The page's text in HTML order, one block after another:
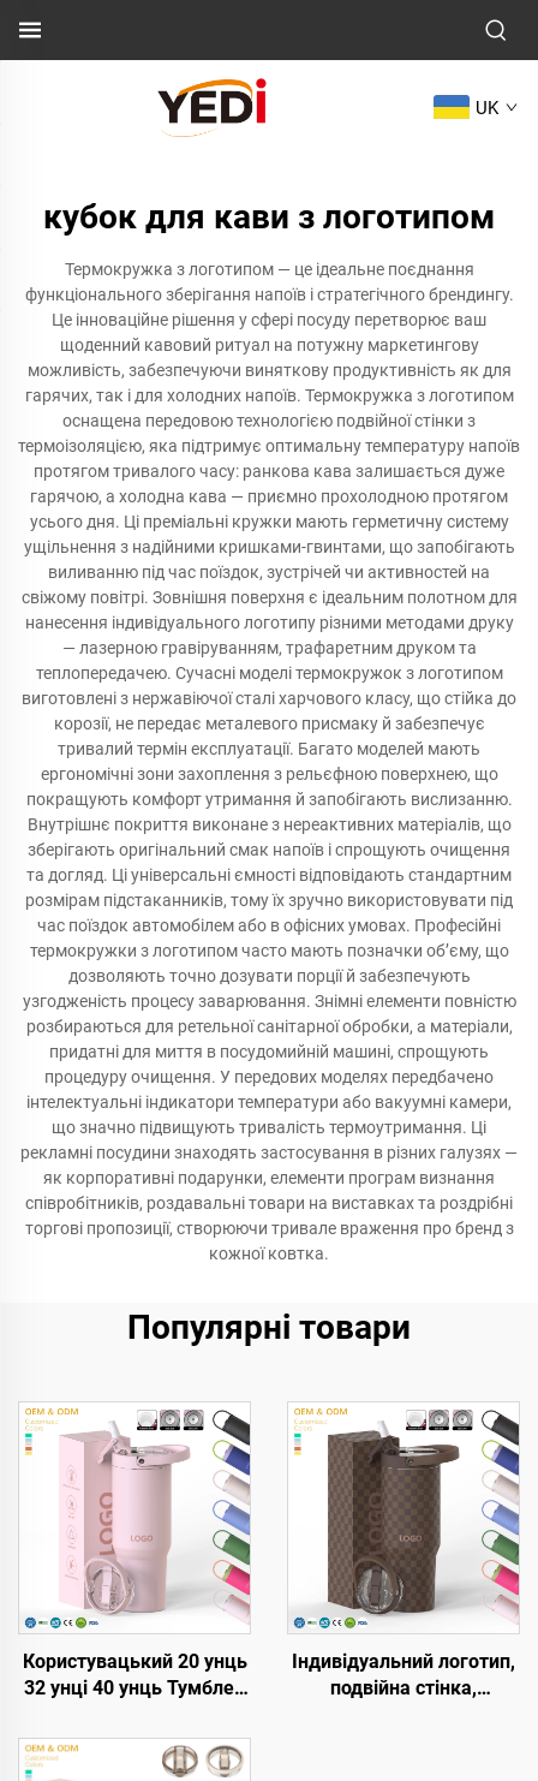
UK
кубок для кави з логотипом
Термокружка з логотипом — це ідеальне поєднання
функціонального зберігання напоїв і стратегічного брендингу.
Це інноваційне рішення у сфері посуду перетворює ваш
щоденний кавовий ритуал на потужну маркетингову
можливість, забезпечуючи виняткову продуктивність як для
гарячих, так і для холодних напоїв. Термокружка з логотипом
оснащена передовою технологією подвійної стінки з
термоізоляцією, яка підтримує оптимальну температуру напоїв
протягом тривалого часу: ранкова кава залишається дуже
гарячою, а холодна кава — приємно прохолодною протягом
усього дня. Ці преміальні кружки мають герметичну систему
ущільнення з надійними кришками-гвинтами, що запобігають
виливанню під час поїздок, зустрічей чи активностей на
свіжому повітрі. Зовнішня поверхня є ідеальним полотном для
нанесення індивідуального логотипу різними методами друку
— лазерною гравіруванням, трафаретним друком та
теплопередачею. Сучасні моделі термокружок з логотипом
виготовлені з нержавіючої сталі харчового класу, що стійка до
корозії, не передає металевого присмаку й забезпечує
тривалий термін експлуатації. Багато моделей мають
ергономічні зони захоплення з рельєфною поверхнею, що
покращують комфорт утримання й запобігають вислизанню.
Внутрішнє покриття виконане з нереактивних матеріалів, що
зберігають оригінальний смак напоїв і спрощують очищення
та догляд. Ці універсальні ємності відповідають стандартним
розмірам підстаканників, тому їх зручно використовувати під
час поїздок автомобілем або в офісних умовах. Професійні
термокружки з логотипом часто мають позначки об’єму, що
дозволяють точно дозувати порції й забезпечують
узгодженість процесу заварювання. Знімні елементи повністю
розбираються для ретельної санітарної обробки, а матеріали,
придатні для миття в посудомийній машині, спрощують
процедуру очищення. У передових моделях передбачено
інтелектуальні індикатори температури або вакуумні камери,
що значно підвищують тривалість термоутримання. Ці
рекламні посудини знаходять застосування в різних галузях —
як корпоративні подарунки, елементи програм визнання
співробітників, роздавальні товари на виставках та роздрібні
торгові пропозиції, створюючи тривале враження про бренд з
кожної ковтка.
Популярні товари
Користувацький 20 унць
32 унці 40 унць Тумблер
нержавійка, вакуумне
утеплення, багаторазові
Індивідуальний логотип,
подвійна стінка,